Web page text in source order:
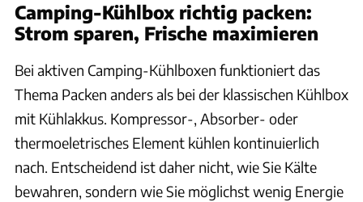
Camping-Kühlbox richtig packen:
Strom sparen, Frische maximieren
Bei aktiven Camping-Kühlboxen funktioniert das
Thema Packen anders als bei der klassischen Kühlbox
mit Kühlakkus. Kompressor-, Absorber- oder
thermoeletrisches Element kühlen kontinuierlich
nach. Entscheidend ist daher nicht, wie Sie Kälte
bewahren, sondern wie Sie möglichst wenig Energie